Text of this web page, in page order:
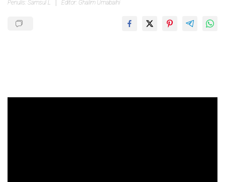
Penulis: Samsul L Editor: Ghalim Umabaihi